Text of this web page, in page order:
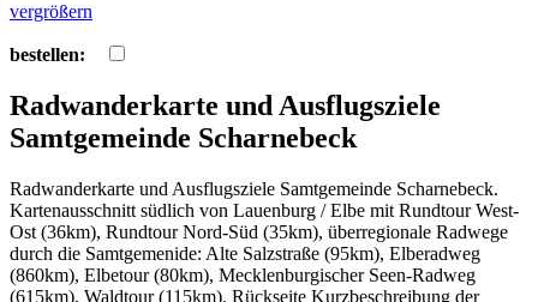
vergrößern
bestellen:
Radwanderkarte und Ausflugsziele
Samtgemeinde Scharnebeck
Radwanderkarte und Ausflugsziele Samtgemeinde Scharnebeck.
Kartenausschnitt südlich von Lauenburg / Elbe mit Rundtour West-
Ost (36km), Rundtour Nord-Süd (35km), überregionale Radwege
durch die Samtgemenide: Alte Salzstraße (95km), Elberadweg
(860km), Elbetour (80km), Mecklenburgischer Seen-Radweg
(615km), Waldtour (115km). Rückseite Kurzbeschreibung der